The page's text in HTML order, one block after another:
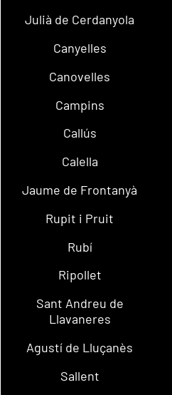
Julià de Cerdanyola
Canyelles
Canovelles
Campins
Callús
Calella
Jaume de Frontanyà
Rupit i Pruit
Rubí
Ripollet
Sant Andreu de
Llavaneres
Agustí de Lluçanès
Sallent